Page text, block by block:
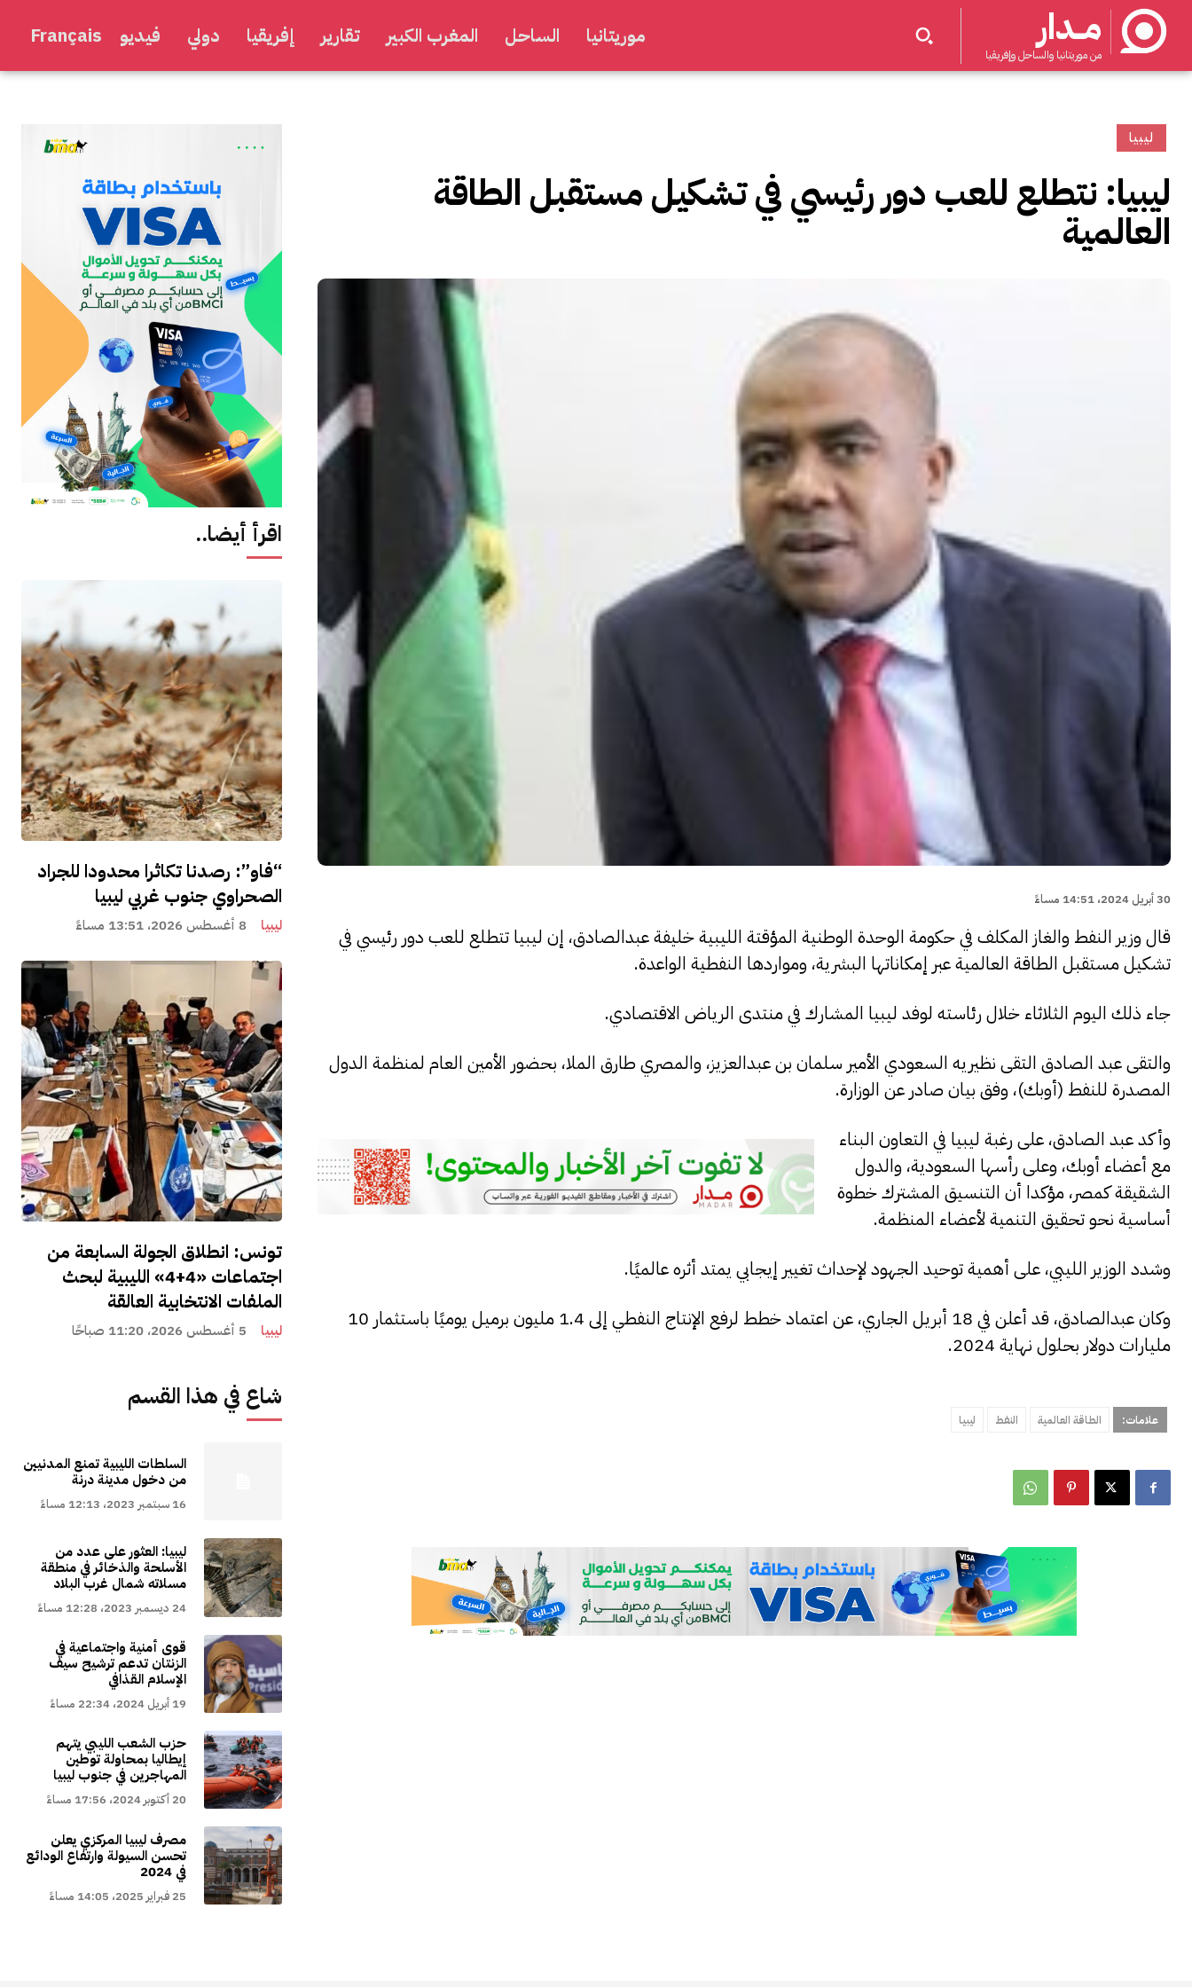
مــدار
من موريتانيا والساحل وإفريقيا
موريتانيا الساحل المغرب الكبير تقارير إفريقيا دولي فيديو Français
اقرأ أيضا..
“فاو”: رصدنا تكاثرا محدودا للجراد
الصحراوي جنوب غربي ليبيا
ليبيا 8 أغسطس 2026، 13:51 مساءً
تونس: انطلاق الجولة السابعة من
اجتماعات «4+4» الليبية لبحث
الملفات الانتخابية العالقة
ليبيا 5 أغسطس 2026، 11:20 صباحًا
شاع في هذا القسم
السلطات الليبية تمنع المدنيين
من دخول مدينة درنة
16 سبتمبر 2023، 12:13 مساءً
ليبيا: العثور على عدد من
الأسلحة والذخائر في منطقة
مسلاته شمال غرب البلاد
24 ديسمبر 2023، 12:28 مساءً
قوى أمنية واجتماعية في
الزنتان تدعم ترشيح سيف
الإسلام القذافي
19 أبريل 2024، 22:34 مساءً
حزب الشعب الليبي يتهم
إيطاليا بمحاولة توطين
المهاجرين في جنوب ليبيا
20 أكتوبر 2024، 17:56 مساءً
مصرف ليبيا المركزي يعلن
تحسن السيولة وارتفاع الودائع
في 2024
25 فبراير 2025، 14:05 مساءً
ليبيا
ليبيا: نتطلع للعب دور رئيسي في تشكيل مستقبل الطاقة
العالمية
30 أبريل 2024، 14:51 مساءً
قال وزير النفط والغاز المكلف في حكومة الوحدة الوطنية المؤقتة الليبية خليفة عبدالصادق، إن ليبيا تتطلع للعب دور رئيسي في
تشكيل مستقبل الطاقة العالمية عبر إمكاناتها البشرية، ومواردها النفطية الواعدة.
جاء ذلك اليوم الثلاثاء خلال رئاسته لوفد ليبيا المشارك في منتدى الرياض الاقتصادي.
والتقى عبد الصادق ‏‎التقى نظيريه السعودي الأمير سلمان بن عبدالعزيز، والمصري طارق الملا، بحضور الأمين العام لمنظمة الدول
المصدرة للنفط (أوبك)، وفق بيان صادر عن الوزارة.
وأكد عبد الصادق، على رغبة ليبيا في التعاون البناء
مع أعضاء أوبك، وعلى رأسها السعودية، والدول
الشقيقة كمصر، مؤكدا أن التنسيق المشترك خطوة
أساسية نحو تحقيق التنمية لأعضاء المنظمة.
وشدد الوزير الليبي، على أهمية توحيد الجهود لإحداث تغيير إيجابي يمتد أثره عالميًا.
وكان عبدالصادق، قد أعلن في 18 أبريل الجاري، عن اعتماد خطط لرفع الإنتاج النفطي إلى 1.4 مليون برميل يوميًا باستثمار 10
مليارات دولار بحلول نهاية 2024.
علامات: الطاقة العالمية النفط ليبيا